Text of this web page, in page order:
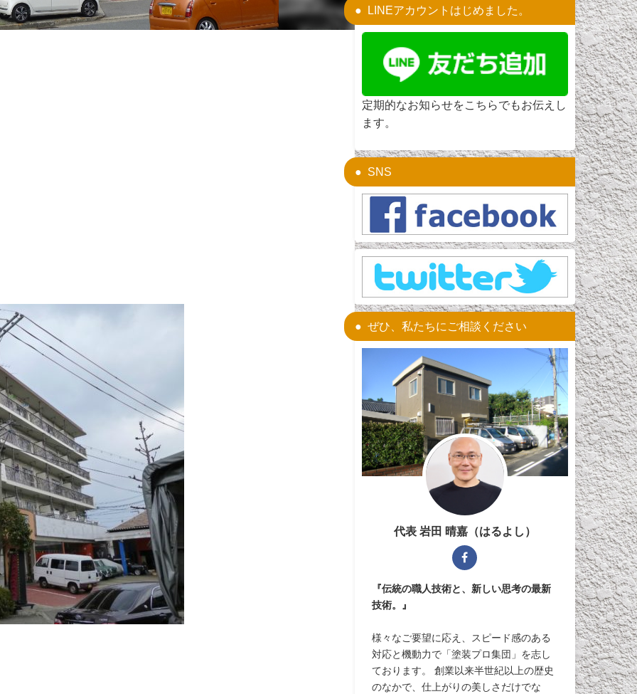
LINEアカウントはじめました。
定期的なお知らせをこちらでもお伝えし
ます。
SNS
ぜひ、私たちにご相談ください
代表 岩田 晴嘉（はるよし）
『伝統の職人技術と、新しい思考の最新
技術。』
様々なご要望に応え、スピード感のある
対応と機動力で「塗装プロ集団」を志し
ております。 創業以来半世紀以上の歴史
のなかで、仕上がりの美しさだけでな